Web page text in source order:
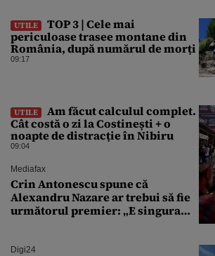
UTILE
TOP 3 | Cele mai
periculoase trasee montane din
România, după numărul de morți
09:17
UTILE
Am făcut calculul complet.
Cât costă o zi la Costinești + o
noapte de distracție în Nibiru
09:04
Mediafax
Crin Antonescu spune că
Alexandru Nazare ar trebui să fie
următorul premier: „E singura
Digi24